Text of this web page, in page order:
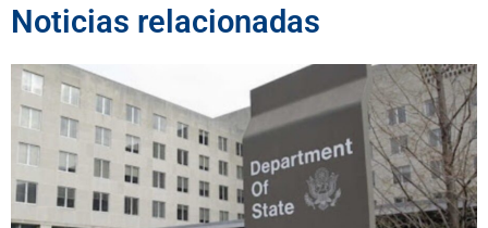
Noticias relacionadas